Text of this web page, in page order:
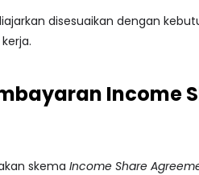
disesuaikan dengan
Income
skema Income Share